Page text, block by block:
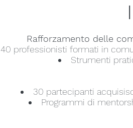
Rafforzamento delle
40 professionisti formati in
Strumenti
30 partecipanti
Programmi di